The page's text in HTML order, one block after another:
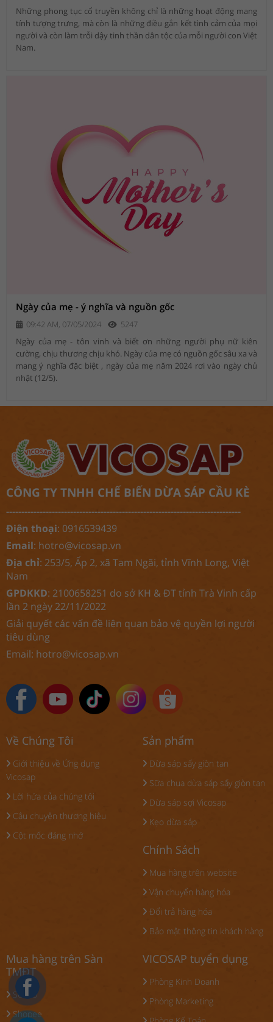
Những phong tục cổ truyền không chỉ là những hoạt động mang
tính tượng trưng, mà còn là những điều gắn kết tình cảm của mọi
người và còn làm trỗi dậy tinh thần dân tộc của mỗi người con Việt
Nam.
Ngày của mẹ - ý nghĩa và nguồn gốc
09:42 AM, 07/05/2024
5247
Ngày của mẹ - tôn vinh và biết ơn những người phụ nữ kiên
cường, chịu thương chịu khó. Ngày của mẹ có nguồn gốc sâu xa và
mang ý nghĩa đặc biệt , ngày của mẹ năm 2024 rơi vào ngày chủ
nhật (12/5).
CÔNG TY TNHH CHẾ BIẾN DỪA SÁP CẦU KÈ
-----------------------------------------------------------------------------
Điện thoại: 0916539439
Email: hotro@vicosap.vn
Địa chỉ: 253/5, Ấp 2, xã Tam Ngãi, tỉnh Vĩnh Long, Việt
Nam
GPDKKD: 2100658251 do sở KH & ĐT tỉnh Trà Vinh cấp
lần 2 ngày 22/11/2022
Giải quyết các vấn đề liên quan bảo vệ quyền lợi người
tiêu dùng
Email: hotro@vicosap.vn
Về Chúng Tôi
Giới thiệu về Ứng dụng
Vicosap
Lời hứa của chúng tôi
Câu chuyện thương hiệu
Cột mốc đáng nhớ
Sản phẩm
Dừa sáp sấy giòn tan
Sữa chua dừa sáp sấy giòn tan
Dừa sáp sợi Vicosap
Kẹo dừa sáp
Chính Sách
Mua hàng trên website
Vận chuyển hàng hóa
Đổi trả hàng hóa
Bảo mật thông tin khách hàng
Mua hàng trên Sàn
TMĐT
Sendo
Shopee
VICOSAP tuyển dụng
Phòng Kinh Doanh
Phòng Marketing